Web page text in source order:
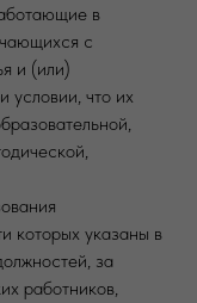
в
с
и (или)
условии, что их
которых указаны в
за
работников,